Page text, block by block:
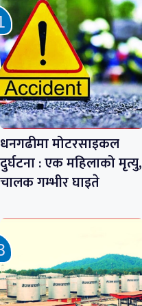
धनगढीमा मोटरसाइकल
दुर्घटना : एक महिलाको मृत्यु,
चालक गम्भीर घाइते